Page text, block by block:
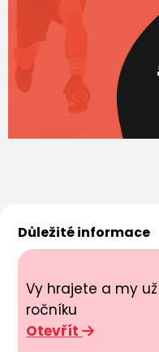
Důležité informace
Vy hrajete a my
ročníku
Otevřít